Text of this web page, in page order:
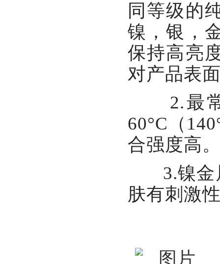
同等级的
镍，银，
保持高亮
对产品表
2.最常
60°C（
合强度高
3.镍金
肤有刺激